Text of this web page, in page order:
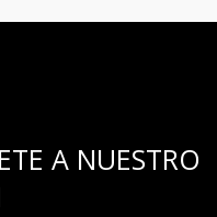
A NUESTRO